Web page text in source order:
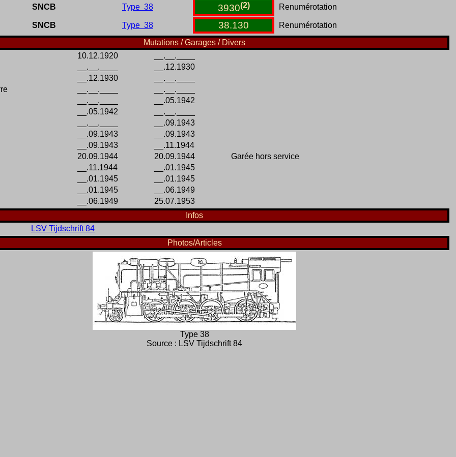
SNCB Type 38 3930(2) Renumérotation
SNCB Type 38 38.130
Renumérotation
Mutations / Garages / Divers
10.12.1920
__.__.____
__.__.____
__.12.1930
__.12.1930
__.__.____
__.__.____
__.__.____
__.__.____
__.05.1942
__.05.1942
__.__.____
__.__.____
__.09.1943
__.09.1943
__.09.1943
__.09.1943
__.11.1944
20.09.1944 20.09.1944
Garée hors service
__.11.1944
__.01.1945
__.01.1945
__.01.1945
__.01.1945
__.06.1949
__.06.1949
25.07.1953
Infos
LSV Tijdschrift 84
Photos/Articles
Type 38
Source : LSV Tijdschrift 84